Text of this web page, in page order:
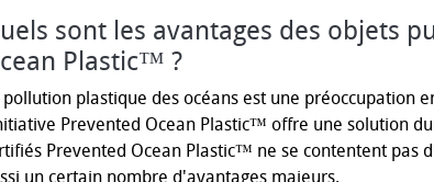
sont les avantages des objets
Plastic™ ?
pollution plastique des océans est une préoccupation
Prevented Ocean Plastic™ offre une solution
Prevented Ocean Plastic™ ne se contentent pas
un certain nombre d'avantages majeurs.